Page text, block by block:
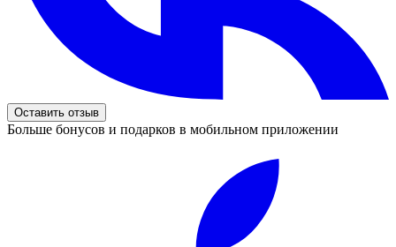
Оставить отзыв
Больше бонусов и подарков в мобильном приложении